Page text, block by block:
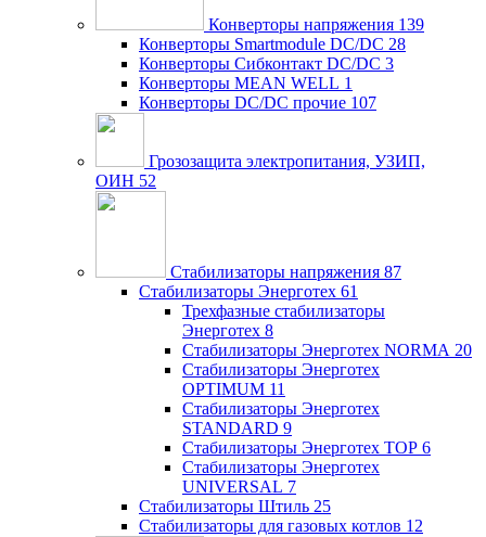
Конверторы напряжения 139
Конверторы Smartmodule DC/DC 28
Конверторы Сибконтакт DC/DC 3
Конверторы MEAN WELL 1
Конверторы DC/DC прочие 107
Грозозащита электропитания, УЗИП,
ОИН 52
Стабилизаторы напряжения 87
Стабилизаторы Энерготех 61
Трехфазные стабилизаторы
Энерготех 8
Стабилизаторы Энерготех NORMA 20
Стабилизаторы Энерготех
OPTIMUM 11
Стабилизаторы Энерготех
STANDARD 9
Стабилизаторы Энерготех TOP 6
Стабилизаторы Энерготех
UNIVERSAL 7
Стабилизаторы Штиль 25
Стабилизаторы для газовых котлов 12